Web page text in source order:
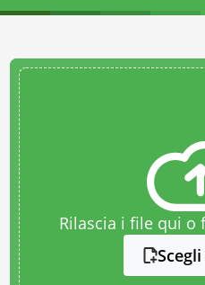
Rilascia i file qui o